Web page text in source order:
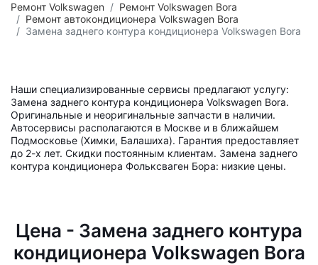
Ремонт Volkswagen
Ремонт Volkswagen Bora
Ремонт автокондиционера Volkswagen Bora
Замена заднего контура кондиционера Volkswagen Bora
Наши специализированные сервисы предлагают услугу:
Замена заднего контура кондиционера Volkswagen Bora.
Оригинальные и неоригинальные запчасти в наличии.
Автосервисы располагаются в Москве и в ближайшем
Подмосковье (Химки, Балашиха). Гарантия предоставляет
до 2-х лет. Скидки постоянным клиентам. Замена заднего
контура кондиционера Фольксваген Бора: низкие цены.
Цена - Замена заднего контура
кондиционера Volkswagen Bora